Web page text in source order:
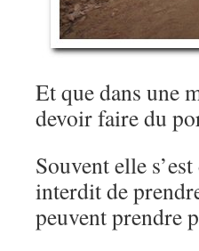
Et que dans une
devoir faire du
Souvent elle
interdit de
peuvent prendre